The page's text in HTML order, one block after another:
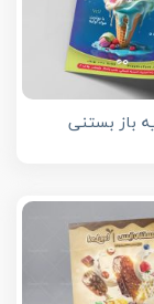
باز بستنی